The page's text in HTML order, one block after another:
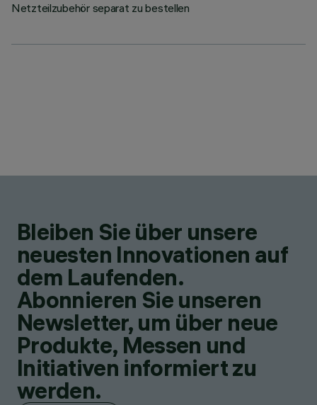
Netzteilzubehör separat zu bestellen
Bleiben Sie über unsere
neuesten Innovationen auf
dem Laufenden.
Abonnieren Sie unseren
Newsletter, um über neue
Produkte, Messen und
Initiativen informiert zu
werden.